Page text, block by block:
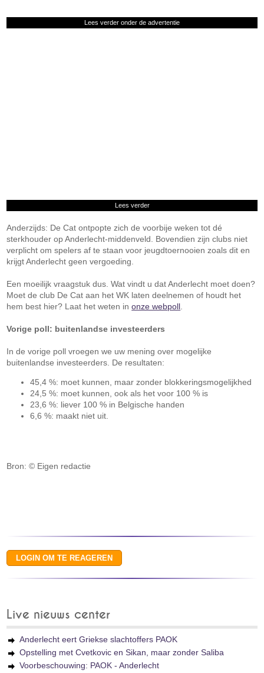
Lees verder onder de advertentie
Lees verder
Anderzijds: De Cat ontpopte zich de voorbije weken tot dé
sterkhouder op Anderlecht-middenveld. Bovendien zijn clubs niet
verplicht om spelers af te staan voor jeugdtoernooien zoals dit en
krijgt Anderlecht geen vergoeding.
Een moeilijk vraagstuk dus. Wat vindt u dat Anderlecht moet doen?
Moet de club De Cat aan het WK laten deelnemen of houdt het
hem best hier? Laat het weten inonze webpoll
Vorige poll: buitenlandse investeerders
In de vorige poll vroegen we uw mening over mogelijke
buitenlandse investeerders. De resultaten:
45,4 %: moet kunnen, maar zonder blokkeringsmogelijkhed
24,5 %: moet kunnen, ook als het voor 100 % is
23,6 %: liever 100 % in Belgische handen
6,6 %: maakt niet uit.
Bron: © Eigen redactie
Live nieuws center
Anderlecht eert Griekse slachtoffers PAOK
Opstelling met Cvetkovic en Sikan, maar zonder Saliba
Voorbeschouwing: PAOK - Anderlecht